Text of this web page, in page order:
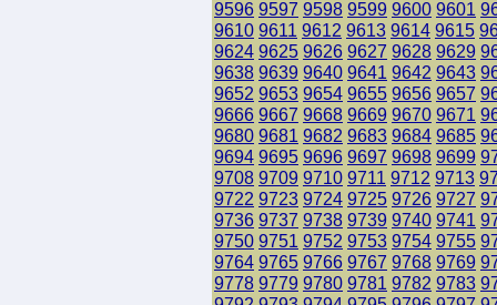
9596 9597 9598 9599 9600 9601
9610 9611 9612 9613 9614 9615
9624 9625 9626 9627 9628 9629
9638 9639 9640 9641 9642 9643
9652 9653 9654 9655 9656 9657
9666 9667 9668 9669 9670 9671
9680 9681 9682 9683 9684 9685
9694 9695 9696 9697 9698 9699
9708 9709 9710 9711 9712 9713
9722 9723 9724 9725 9726 9727
9736 9737 9738 9739 9740 9741
9750 9751 9752 9753 9754 9755
9764 9765 9766 9767 9768 9769
9778 9779 9780 9781 9782 9783